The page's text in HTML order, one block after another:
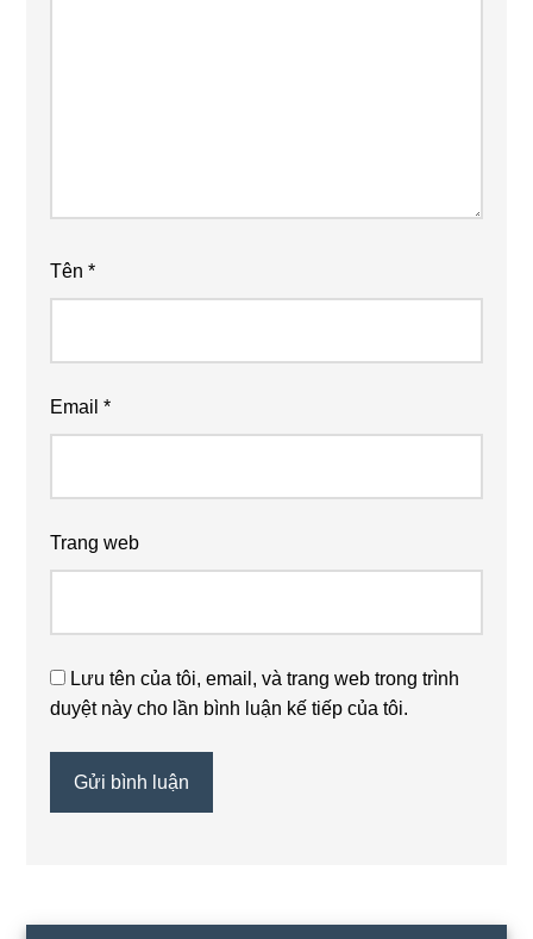
Tên*
Email*
Trang web
Lưu tên của tôi, email, và trang web trong trình
duyệt này cho lần bình luận kế tiếp của tôi.